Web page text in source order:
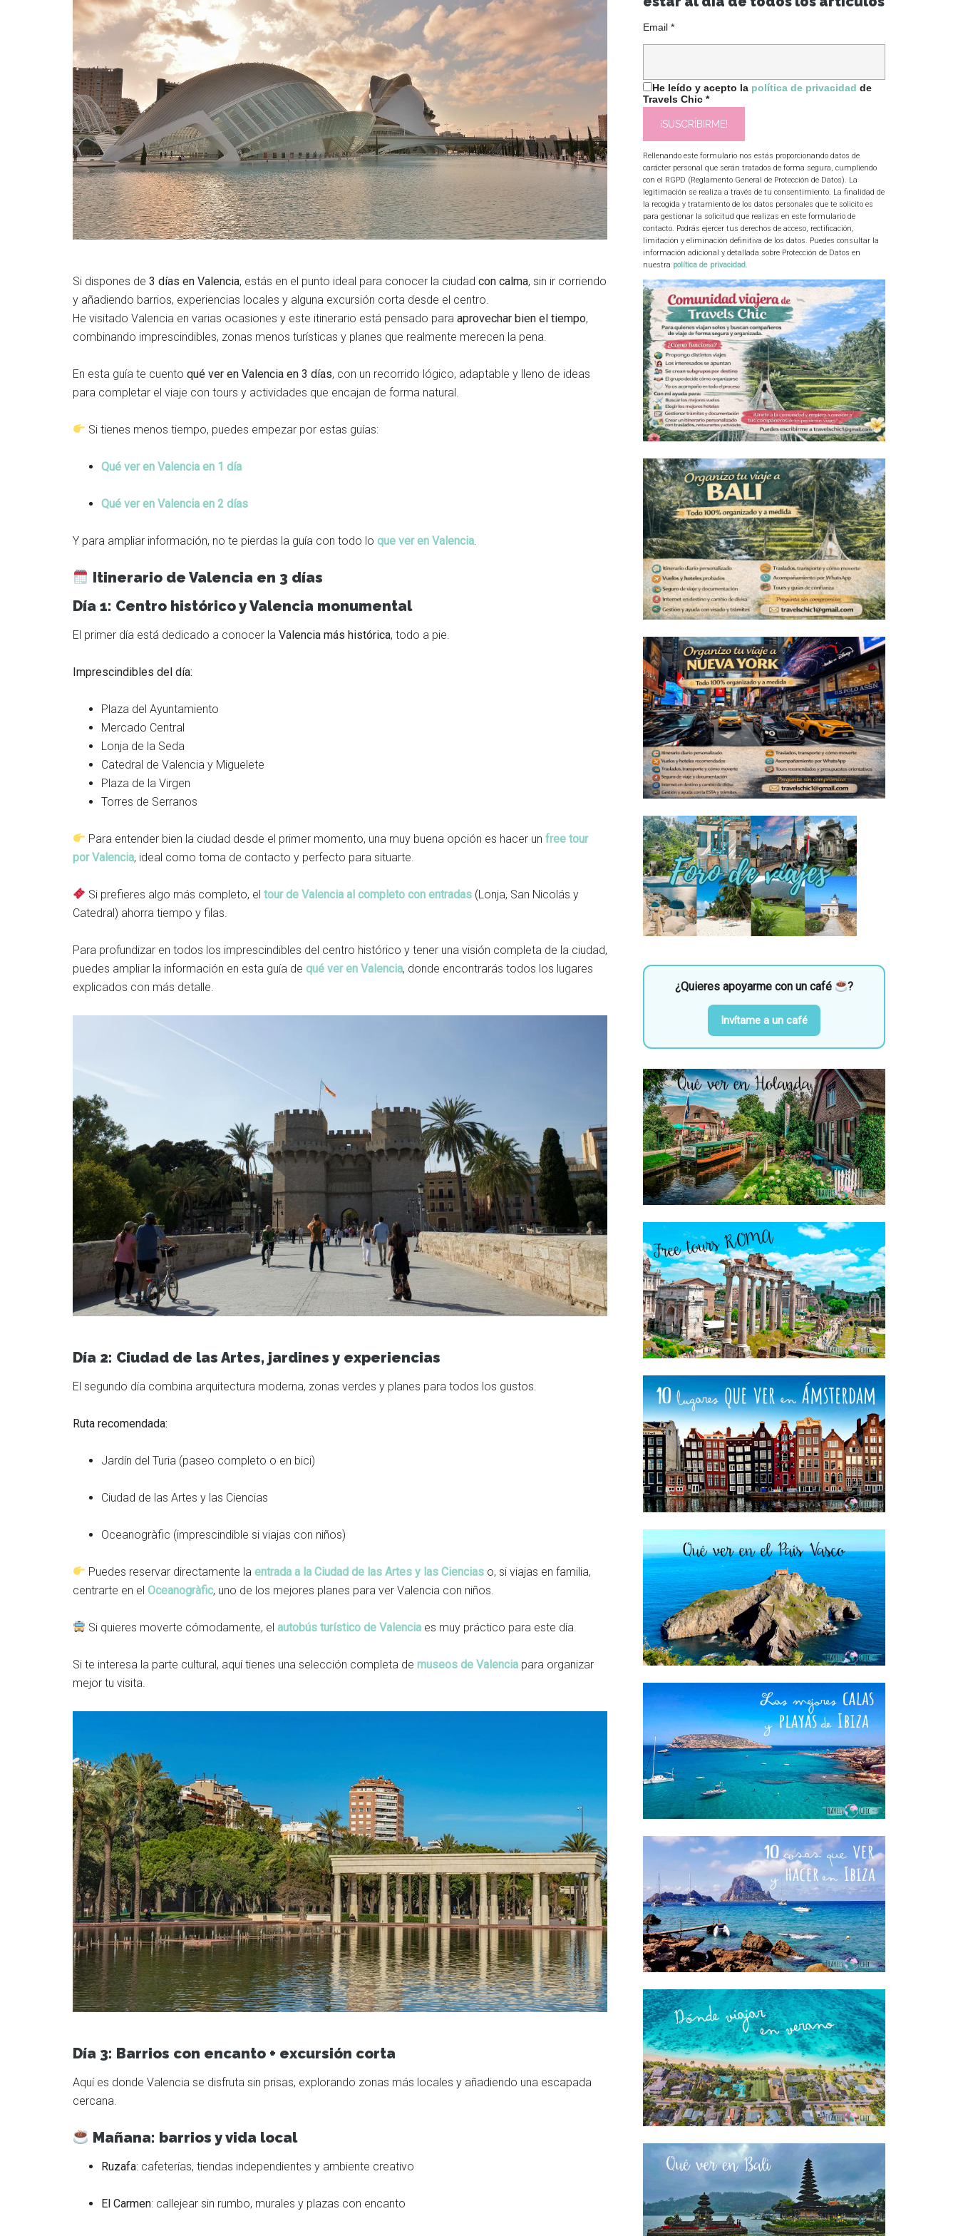
Si dispones de 3 días en Valencia, estás en el punto ideal para conocer la ciudad con calma, sin ir corriendo
y añadiendo barrios, experiencias locales y alguna excursión corta desde el centro.
He visitado Valencia en varias ocasiones y este itinerario está pensado para aprovechar bien el tiempo,
combinando imprescindibles, zonas menos turísticas y planes que realmente merecen la pena.
En esta guía te cuento qué ver en Valencia en 3 días, con un recorrido lógico, adaptable y lleno de ideas
para completar el viaje con tours y actividades que encajan de forma natural.
Si tienes menos tiempo, puedes empezar por estas guías:
Qué ver en Valencia en 1 día
Qué ver en Valencia en 2 días
Y para ampliar información, no te pierdas la guía con todo lo que ver en Valencia.
Itinerario de Valencia en 3 días
Día 1: Centro histórico y Valencia monumental
El primer día está dedicado a conocer la Valencia más histórica, todo a pie.
Imprescindibles del día:
Plaza del Ayuntamiento
Mercado Central
Lonja de la Seda
Catedral de Valencia y Miguelete
Plaza de la Virgen
Torres de Serranos
Para entender bien la ciudad desde el primer momento, una muy buena opción es hacer unfree tour
por Valencia, ideal como toma de contacto y perfecto para situarte.
Si prefieres algo más completo, eltour de Valencia al completo con entradas (Lonja, San Nicolás y
Catedral) ahorra tiempo y filas.
Para profundizar en todos los imprescindibles del centro histórico y tener una visión completa de la ciudad,
puedes ampliar la información en esta guía de qué ver en Valencia, donde encontrarás todos los lugares
explicados con más detalle.
Día 2: Ciudad de las Artes, jardines y experiencias
El segundo día combina arquitectura moderna, zonas verdes y planes para todos los gustos.
Ruta recomendada:
Jardín del Turia (paseo completo o en bici)
Ciudad de las Artes y las Ciencias
Oceanogràfic (imprescindible si viajas con niños)
Puedes reservar directamente laentrada a la Ciudad de las Artes y las Ciencias o, si viajas en familia,
centrarte en el Oceanogràfic, uno de los mejores planes para ver Valencia con niños.
Si quieres moverte cómodamente, elautobús turístico de Valencia es muy práctico para este día.
Si te interesa la parte cultural, aquí tienes una selección completa de museos de Valencia para organizar
mejor tu visita.
Día 3: Barrios con encanto + excursión corta
Aquí es donde Valencia se disfruta sin prisas, explorando zonas más locales y añadiendo una escapada
cercana.
Mañana: barrios y vida local
Ruzafa: cafeterías, tiendas independientes y ambiente creativo
El Carmen: callejear sin rumbo, murales y plazas con encanto
Email *
He leído y acepto la política de privacidad de
Travels Chic *
Rellenando este formulario nos estás proporcionando datos de
carácter personal que serán tratados de forma segura, cumpliendo
con el RGPD (Reglamento General de Protección de Datos). La
legitimación se realiza a través de tu consentimiento. La finalidad de
la recogida y tratamiento de los datos personales que te solicito es
para gestionar la solicitud que realizas en este formulario de
contacto. Podrás ejercer tus derechos de acceso, rectificación,
limitación y eliminación definitiva de los datos. Puedes consultar la
información adicional y detallada sobre Protección de Datos en
nuestra política de privacidad.
¿Quieres apoyarme con un café ?
Invítame a un café